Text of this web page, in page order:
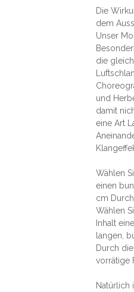
Die
dem
Unser
die
und
damit
eine Art
Wählen
einen
cm
Wählen
Inhalt
langen,
Durch
vorrätige
Natürlich